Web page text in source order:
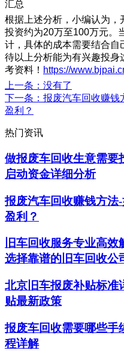
汇总
根据上述分析，小编认为
投资约为20万至100万元。
计，具体的成本需要结合自
待以上分析能为有兴趣投身
考资料！ https://
上一条 ：没有了
下一条 ：报废汽车回收赚
盈利？
热门资讯
做报废车回收生意需要
启动资金详细分析
报废汽车回收赚钱方法
盈利？
旧车回收服务专业高
选择靠谱的旧车回收公
北京旧车报废补贴标准
贴最新政策
报废车回收需要哪些手
程详解